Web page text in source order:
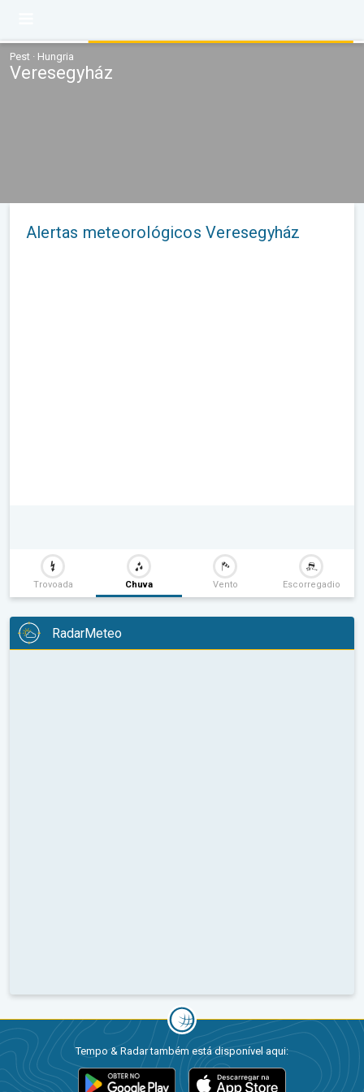
Pest · Hungria
Veresegyház
Alertas meteorológicos Veresegyház
Trovoada Chuva Vento Escorregadio
RadarMeteo
Tempo & Radar também está disponível aqui: